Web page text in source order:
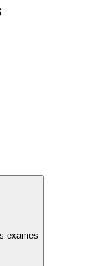
exames